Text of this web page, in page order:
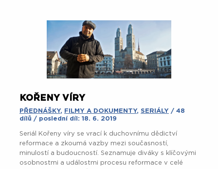
KOŘENY VÍRY
PŘEDNÁŠKY, FILMY A DOKUMENTY, SERIÁLY / 48
dílů / poslední díl: 18. 6. 2019
Seriál Kořeny víry se vrací k duchovnímu dědictví
reformace a zkoumá vazby mezi současností,
minulostí a budoucností. Seznamuje diváky s klíčovými
osobnostmi a událostmi procesu reformace v celé